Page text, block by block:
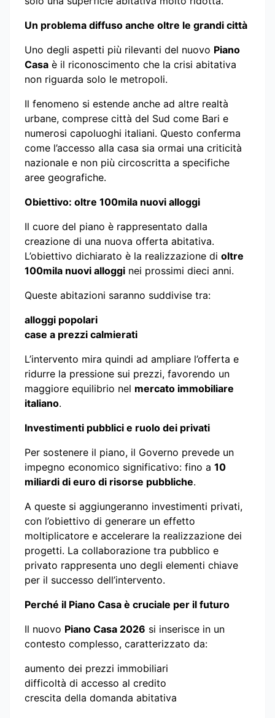
Un problema diffuso anche oltre le grandi città
Uno degli aspetti più rilevanti del nuovo Piano
Casa è il riconoscimento che la crisi abitativa
non riguarda solo le metropoli.
Il fenomeno si estende anche ad altre realtà
urbane, comprese città del Sud come Bari e
numerosi capoluoghi italiani. Questo conferma
come l’accesso alla casa sia ormai una criticità
nazionale e non più circoscritta a specifiche
aree geografiche.
Obiettivo: oltre 100mila nuovi alloggi
Il cuore del piano è rappresentato dalla
creazione di una nuova offerta abitativa.
L’obiettivo dichiarato è la realizzazione di oltre
100mila nuovi alloggi nei prossimi dieci anni.
Queste abitazioni saranno suddivise tra:
alloggi popolari
case a prezzi calmierati
L’intervento mira quindi ad ampliare l’offerta e
ridurre la pressione sui prezzi, favorendo un
maggiore equilibrio nel mercato immobiliare
italiano.
Investimenti pubblici e ruolo dei privati
Per sostenere il piano, il Governo prevede un
impegno economico significativo: fino a 10
miliardi di euro di risorse pubbliche.
A queste si aggiungeranno investimenti privati,
con l’obiettivo di generare un effetto
moltiplicatore e accelerare la realizzazione dei
progetti. La collaborazione tra pubblico e
privato rappresenta uno degli elementi chiave
per il successo dell’intervento.
Perché il Piano Casa è cruciale per il futuro
Il nuovo Piano Casa 2026 si inserisce in un
contesto complesso, caratterizzato da:
aumento dei prezzi immobiliari
difficoltà di accesso al credito
crescita della domanda abitativa